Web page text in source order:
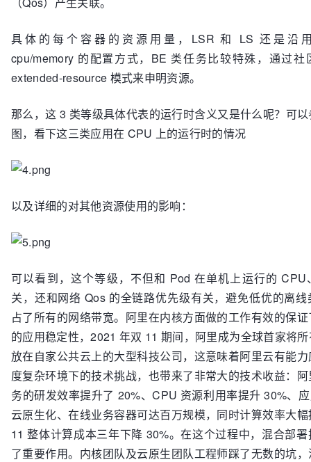
字节，和普通内存一样。单位可以为 Gi Mi Ki GB MB KB
alibabacloud.com/reclaimed-cpu:
1000
alibabacloud.com/reclaimed-memory:
2048
具体的每个容器的资源用量，LSR 和 LS 还是沿
cpu/memory 的配置方式，BE 类任务比较特殊，通过社
extended-resource 模式来申明资源。
那么，这 3 类等级具体代表的运行时含义又是什么呢？可
图，看下这三类应用在 CPU 上的运行时的情况
以及详细的对其他资源使用的影响：
可以看到，这个等级，不但和 Pod 在单机上运行的 CPU
关，还和网络 Qos 的全链路优先级有关，避免低优的离
占了所有的网络带宽。阿里在内核方面做的工作有效的保
的应用稳定性，2021 年双 11 期间，阿里成为全球首家将
放在自家公共云上的大型科技公司，这意味着阿里云有能
度复杂环境下的技术挑战，也带来了非常大的技术收益：
务的研发效率提升了 20%、CPU 资源利用率提升 30%、
云原生化、在线业务容器可达百万规模，同时计算效率大
11 整体计算成本三年下降 30%。在这个过程中，混合部
了重要作用。内核团队及云原生团队工程师踩了无数的坑